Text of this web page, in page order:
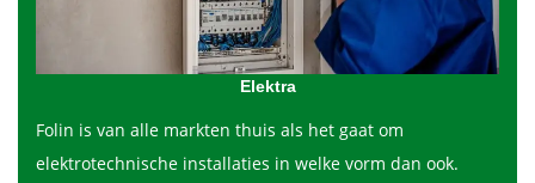
Elektra
Folin is van alle markten thuis als het gaat om
elektrotechnische installaties in welke vorm dan ook.